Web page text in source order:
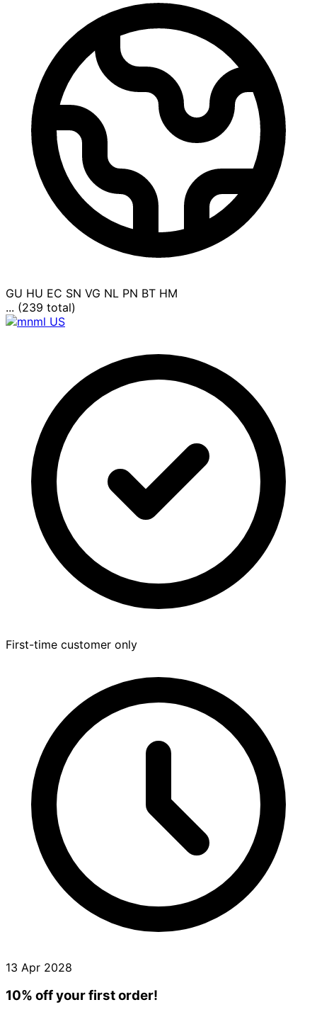
GU HU EC SN VG NL PN BT HM
... (239 total)
First-time customer only
13 Apr 2028
10% off your first order!